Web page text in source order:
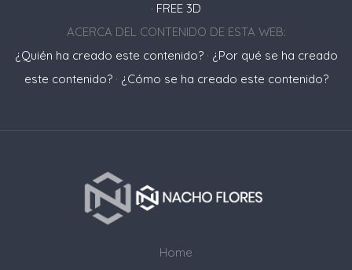
· FREE 3D
ACERCA DEL CONTENIDO DE ESTA WEB:
¿Quién ha creado este contenido?· ¿Por qué se ha creado
este contenido?· ¿Cómo se ha creado este contenido?
Home